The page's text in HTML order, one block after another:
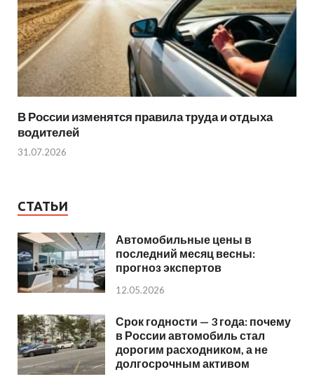
В России изменятся правила труда и отдыха
водителей
31.07.2026
СТАТЬИ
Автомобильные цены в
последний месяц весны:
прогноз экспертов
12.05.2026
Срок годности — 3 года: почему
в России автомобиль стал
дорогим расходником, а не
долгосрочным активом